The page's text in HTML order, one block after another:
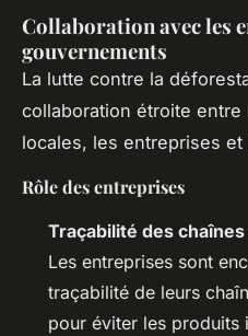
Collaboration avec les
gouvernements
La lutte contre la
collaboration étroite entre
locales, les entreprises
Rôle des entreprises
Traçabilité des
Les entreprises sont
traçabilité de leurs
pour éviter les produits